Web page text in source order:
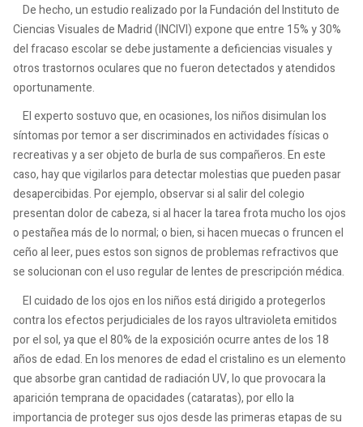
De hecho, un estudio realizado por la Fundación del Instituto de
Ciencias Visuales de Madrid (INCIVI) expone que entre 15% y 30%
del fracaso escolar se debe justamente a deficiencias visuales y
otros trastornos oculares que no fueron detectados y atendidos
oportunamente.
El experto sostuvo que, en ocasiones, los niños disimulan los
síntomas por temor a ser discriminados en actividades físicas o
recreativas y a ser objeto de burla de sus compañeros. En este
caso, hay que vigilarlos para detectar molestias que pueden pasar
desapercibidas. Por ejemplo, observar si al salir del colegio
presentan dolor de cabeza, si al hacer la tarea frota mucho los ojos
o pestañea más de lo normal; o bien, si hacen muecas o fruncen el
ceño al leer, pues estos son signos de problemas refractivos que
se solucionan con el uso regular de lentes de prescripción médica.
El cuidado de los ojos en los niños está dirigido a protegerlos
contra los efectos perjudiciales de los rayos ultravioleta emitidos
por el sol, ya que el 80% de la exposición ocurre antes de los 18
años de edad. En los menores de edad el cristalino es un elemento
que absorbe gran cantidad de radiación UV, lo que provocara la
aparición temprana de opacidades (cataratas), por ello la
importancia de proteger sus ojos desde las primeras etapas de su